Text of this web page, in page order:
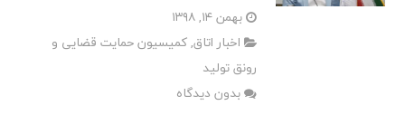
بهمن ۱۴, ۱۳۹۸
اخبار اتاق,کمیسیون حمایت قضایی و
رونق تولید
بدون دیدگاه